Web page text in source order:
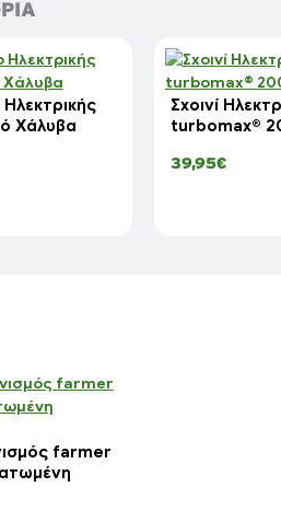
Χάλυβα
Σχοινί
turbomax®
39,95€
farmer